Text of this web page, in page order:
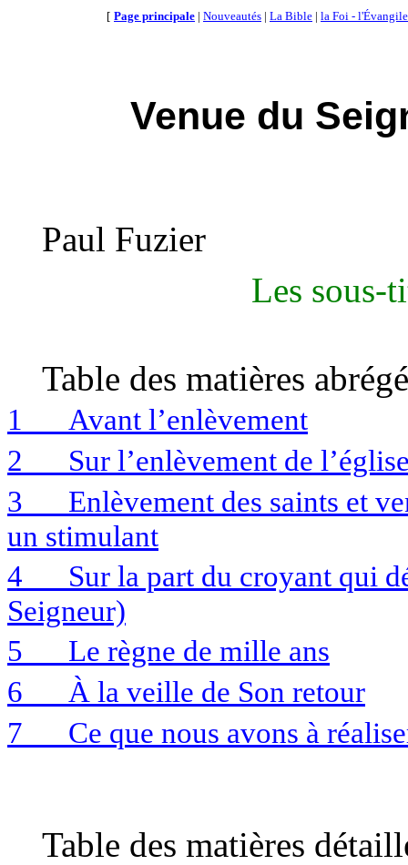
[ Page principale | Nouveautés | La Bible | la Foi - l'Évangile
Venue du
Paul Fuzier
Les sous-
Table des matières
1
Avant l’enlèvement
2
Sur l’enlèvement de
3
Enlèvement des saints et
un stimulant
4
Sur la part du croyant qui
Seigneur)
5
Le règne de mille ans
6
À la veille de Son retour
7
Ce que nous avons à
Table des matières